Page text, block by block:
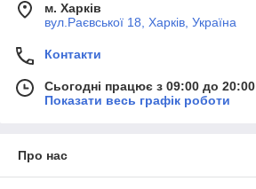
м. Харків
вул.Раєвської 18, Харків, Україна
Контакти
Сьогодні працює з 09:00 до 20:00
Показати весь графік роботи
Про нас